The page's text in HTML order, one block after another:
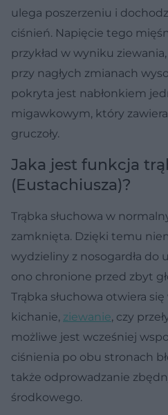
ulega poszerzeniu i
ciśnień. Napięcie tego
przykład w wyniku
przy nagłych zmianach
pokryta jest nabłonkiem
migawkowym, który
gruczoły.
Jaka jest funkcja
(Eustachiusza)?
Trąbka słuchowa w
zamknięta. Dzięki temu
wydzieliny z nosogardła do
ono chronione przed zbyt
Trąbka słuchowa otwiera
kichanie, ziewanie, czy
możliwe jest wcześniej
ciśnienia po obu stronach
także odprowadzanie
środkowego.